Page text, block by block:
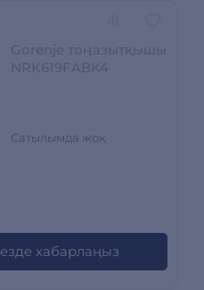
Сатылымда жоқ
хабарлаңыз